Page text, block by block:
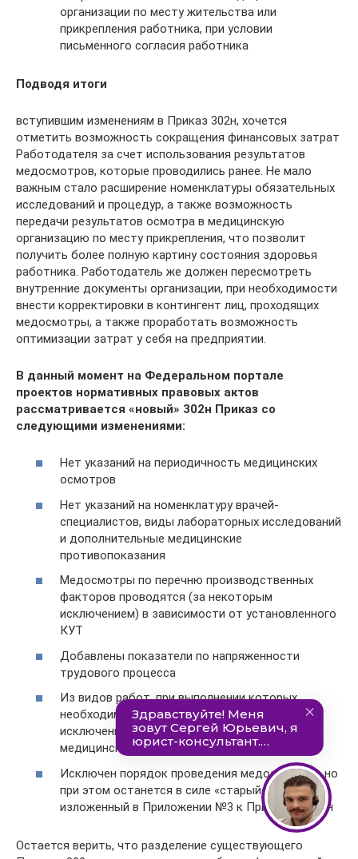
организации по месту жительства или
прикрепления работника, при условии
письменного согласия работника
Подводя итоги
вступившим изменениям в Приказ 302н, хочется
отметить возможность сокращения финансовых затрат
Работодателя за счет использования результатов
медосмотров, которые проводились ранее. Не мало
важным стало расширение номенклатуры обязательных
исследований и процедур, а также возможность
передачи результатов осмотра в медицинскую
организацию по месту прикрепления, что позволит
получить более полную картину состояния здоровья
работника. Работодатель же должен пересмотреть
внутренние документы организации, при необходимости
внести корректировки в контингент лиц, проходящих
медосмотры, а также проработать возможность
оптимизации затрат у себя на предприятии.
В данный момент на Федеральном портале
проектов нормативных правовых актов
рассматривается «новый» 302н Приказ со
следующими изменениями:
Нет указаний на периодичность медицинских
осмотров
Нет указаний на номенклатуру врачей-
специалистов, виды лабораторных исследований
и дополнительные медицинские
противопоказания
Медосмотры по перечню производственных
факторов проводятся (за некоторым
исключением) в зависимости от установленного
КУТ
Добавлены показатели по напряженности
трудового процесса
Из видов работ, при выполнении которых
необходимо проходить медицинские осмотры
исключены декретированный персонал,
медицинский персонал и педагоги
Исключен порядок проведения медосмотров, но
при этом останется в силе «старый» порядок,
изложенный в Приложении №3 к Приказу №302н
Остается верить, что разделение существующего